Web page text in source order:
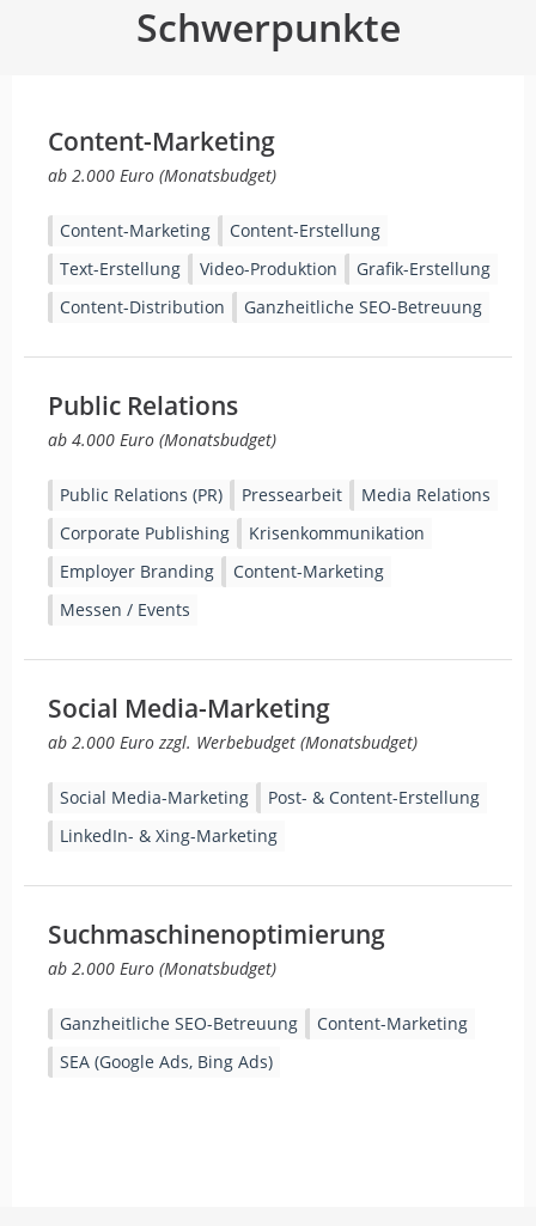
Schwerpunkte
Content-Marketing
ab 2.000 Euro (Monatsbudget)
Content-Marketing
Content-Erstellung
Text-Erstellung
Video-Produktion
Grafik-Erstellung
Content-Distribution
Ganzheitliche SEO-Betreuung
Public Relations
ab 4.000 Euro (Monatsbudget)
Public Relations (PR) Pressearbeit
Media Relations
Corporate Publishing
Krisenkommunikation
Employer Branding
Content-Marketing
Messen / Events
Social Media-Marketing
ab 2.000 Euro zzgl. Werbebudget (Monatsbudget)
Social Media-Marketing
Post- & Content-Erstellung
LinkedIn- & Xing-Marketing
Suchmaschinenoptimierung
ab 2.000 Euro (Monatsbudget)
Ganzheitliche SEO-Betreuung
Content-Marketing
SEA (Google Ads, Bing Ads)